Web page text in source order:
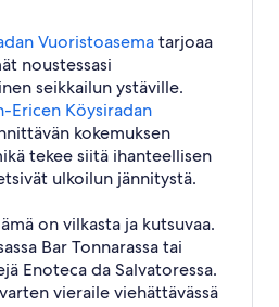
Vuoristoasematarjoaa
noustessasi
seikkailun ystäville.
Ericen Köysiradan
kokemuksen
tekee siitä ihanteellisen
ulkoilun jännitystä.
on vilkasta ja kutsuvaa.
Bar Tonnarassa tai
Enoteca da Salvatoressa.
vieraile viehättävässä